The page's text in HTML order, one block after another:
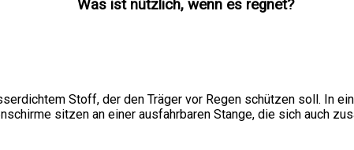
Was ist nützlich, wenn es regnet?
Stoff, der den Träger vor Regen schützen soll. In
sitzen an einer ausfahrbaren Stange, die sich auch